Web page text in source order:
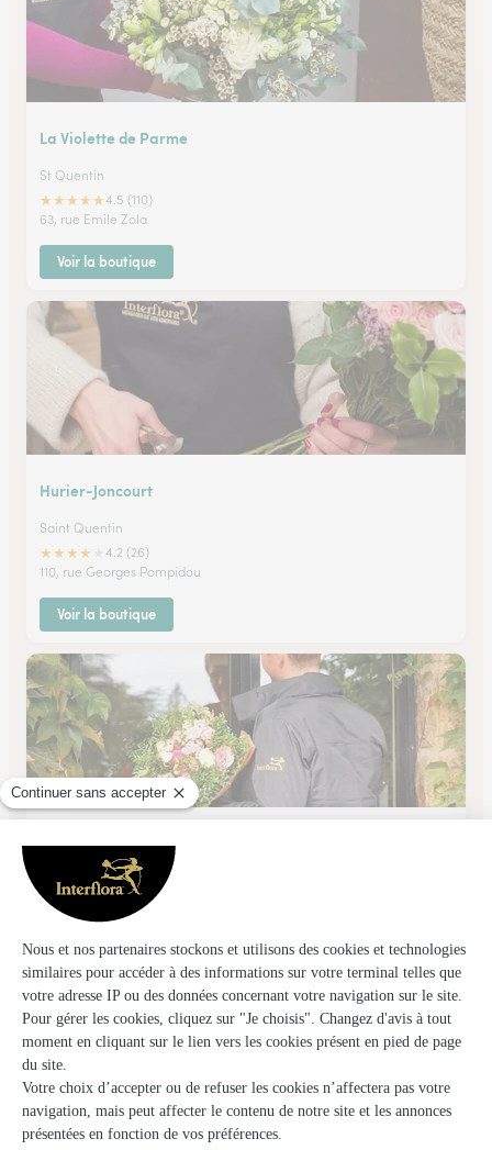
La Violette de Parme
St Quentin
★★★★★4.5 (110)
63, rue Emile Zola
Voir la boutique
Hurier-Joncourt
Saint Quentin
★★★★
4.2 (26)
110, rue Georges Pompidou
Voir la boutique
Atelier des Fleurs
St Quentin
★★
4.6 (75)
104 rue d'Isle
Voir la boutique